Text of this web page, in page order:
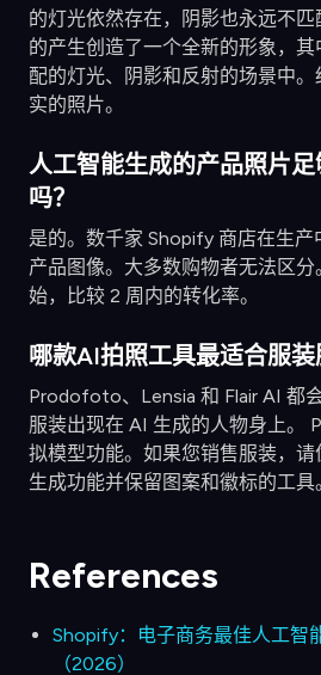
的灯光依然存在，阴影也永远不
的产生创造了一个全新的形象，
配的灯光、阴影和反射的场景中
实的照片。
人工智能生成的产品照片
吗？
是的。数千家 Shopify 商店在生
产品图像。大多数购物者无法区
始，比较 2 周内的转化率。
哪款AI拍照工具最适合服装
Prodofoto、Lensia 和 Flair AI 都
服装出现在 AI 生成的人物身上。
拟模型功能。如果您销售服装，
生成功能并保留图案和徽标的工具
References
Shopify：电子商务最佳人工智
（2026）